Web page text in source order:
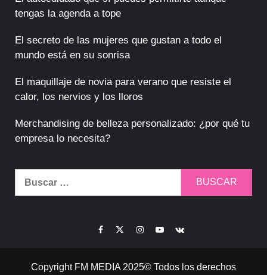
tengas la agenda a tope
El secreto de las mujeres que gustan a todo el
mundo está en su sonrisa
El maquillaje de novia para verano que resiste el
calor, los nervios y los lloros
Merchandising de belleza personalizado: ¿por qué tu
empresa lo necesita?
Facebook
TwitterInstagramYoutube
VK
Copyright FM MEDIA 2025© Todos los derechos